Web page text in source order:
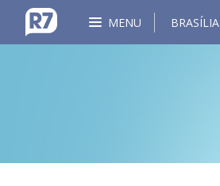
MENU BRASÍLIA